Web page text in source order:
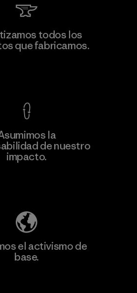
Co., Ltd.todos los
que fabricamos.
la
de nuestro
impacto.
el activismo de
base.